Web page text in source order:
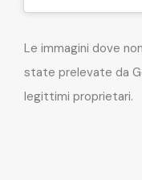
Le immagini dove
state prelevate da
legittimi proprietari.